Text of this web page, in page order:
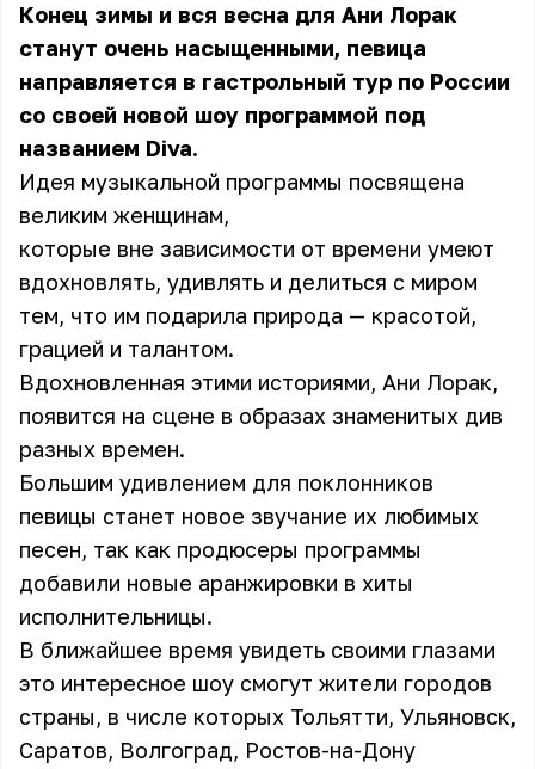
Конец зимы и вся весна для Ани Лорак
станут очень насыщенными, певица
направляется в гастрольный тур по России
со своей новой шоу программой под
названием Diva.
Идея музыкальной программы посвящена
великим женщинам,
которые вне зависимости от времени умеют
вдохновлять, удивлять и делиться с миром
тем, что им подарила природа — красотой,
грацией и талантом.
Вдохновленная этими историями, Ани Лорак,
появится на сцене в образах знаменитых див
разных времен.
Большим удивлением для поклонников
певицы станет новое звучание их любимых
песен, так как продюсеры программы
добавили новые аранжировки в хиты
исполнительницы.
В ближайшее время увидеть своими глазами
это интересное шоу смогут жители городов
страны, в числе которых Тольятти, Ульяновск,
Саратов, Волгоград, Ростов-на-Дону